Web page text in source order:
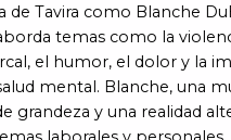
de Tavira como Blanche
temas como la
el humor, el dolor y la
mental. Blanche, una
grandeza y una realidad